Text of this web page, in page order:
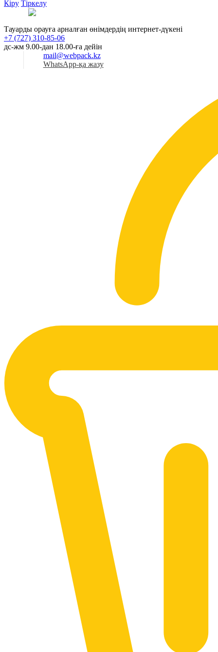
Кіру Тіркелу
Тауарды орауға арналған өнімдердің интернет-дүкені
+7 (727) 310-85-06
дс-жм 9.00-дан 18.00-ға дейін
mail@webpack.kz
WhatsApp-қа жазу